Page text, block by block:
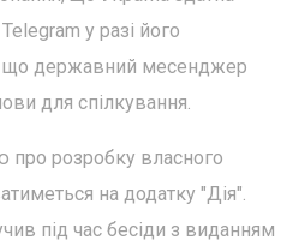
у разі його
що державний месенджер
для спілкування.
розробку власного
на додатку "Дія".
під час бесіди з виданням